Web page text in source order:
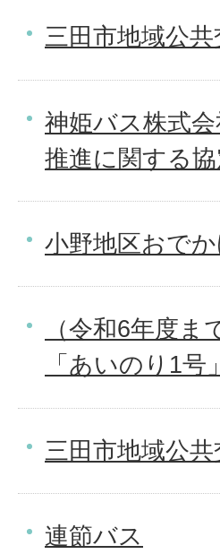
三田市地域公
神姫バス株式
推進に関する
小野地区おで
（令和6年度
「あいのり1号
三田市地域公
連節バス